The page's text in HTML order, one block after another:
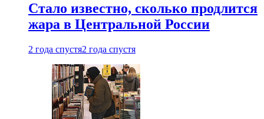
Стало известно, сколько продлится
жара в Центральной России
2 года спустя2 года спустя